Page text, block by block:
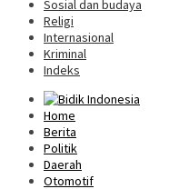
Sosial dan budaya
Religi
Internasional
Kriminal
Indeks
Home
Berita
Politik
Daerah
Otomotif